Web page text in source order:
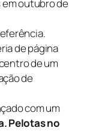
em outubro de
de página
de um
de
com um
Pelotas no